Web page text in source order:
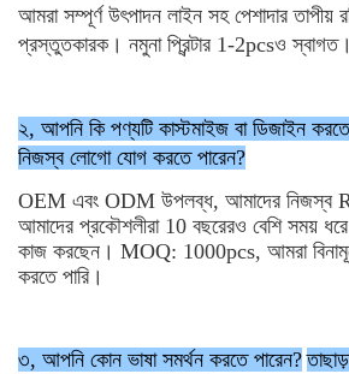
আমরা সম্পূর্ণ উৎপাদন লাইন সহ পেশাদার তাপীয়
প্রস্তুতকারক। নমুনা প্রিন্টার 1-2pcsও স্বাগত।
২, আপনি কি পণ্যটি কাস্টমাইজ বা ডিজাইন
নিজস্ব লোগো যোগ করতে পারেন?
OEM এবং ODM উপলব্ধ, আমাদের নিজস্ব
আমাদের প্রকৌশলীরা 10 বছরেরও বেশি সময় ধরে
কাজ করছেন। MOQ: 1000pcs, আমরা
করতে পারি।
৩, আপনি কোন ভাষা সমর্থন করতে পারেন?